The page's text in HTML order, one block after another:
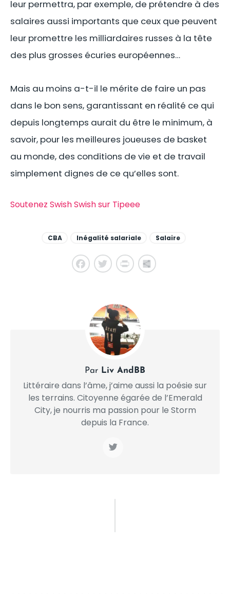
leur permettra, par exemple, de prétendre à des
salaires aussi importants que ceux que peuvent
leur promettre les milliardaires russes à la tête
des plus grosses écuries européennes…
Mais au moins a-t-il le mérite de faire un pas
dans le bon sens, garantissant en réalité ce qui
depuis longtemps aurait du être le minimum, à
savoir, pour les meilleures joueuses de basket
au monde, des conditions de vie et de travail
simplement dignes de ce qu’elles sont.
CBA Inégalité salariale Salaire
Par Liv AndBB
Littéraire dans l’âme, j’aime aussi la poésie sur
les terrains. Citoyenne égarée de l’Emerald
City, je nourris ma passion pour le Storm
depuis la France.
Soutenez Swish Swish sur Tipeee